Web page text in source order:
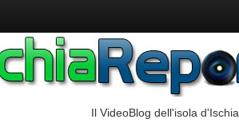
Il VideoBlog dell'isola d'Ischia